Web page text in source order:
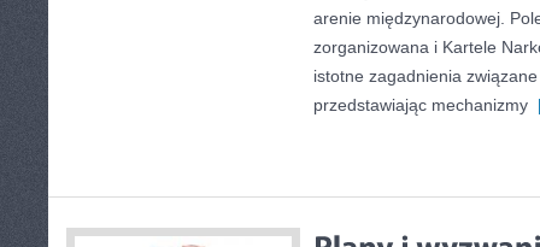
arenie międzynarodowej.
zorganizowana i Kartele
istotne zagadnienia
przedstawiając mechanizmy